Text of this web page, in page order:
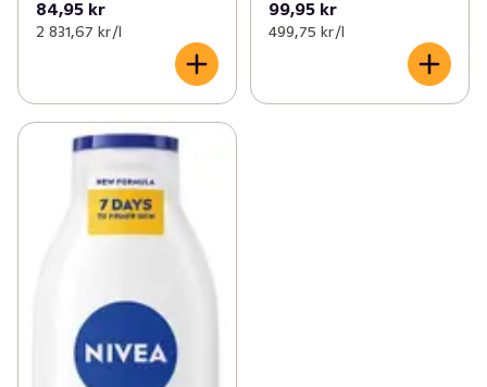
84,95 kr
2 831,67 kr /l
99,95 kr
499,75 kr /l